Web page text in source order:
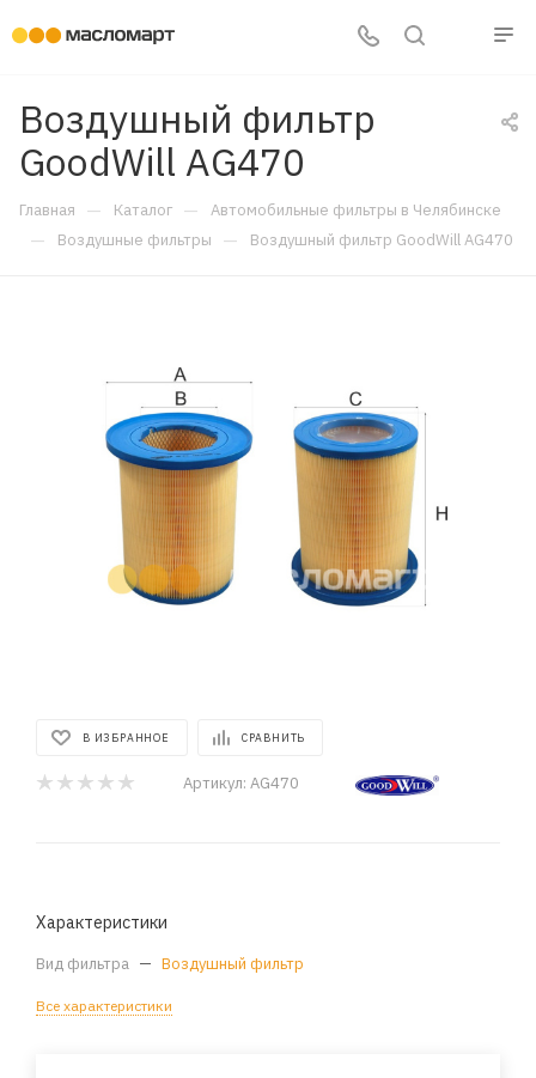
Воздушный фильтр
GoodWill AG470
Главная — Каталог — Автомобильные фильтры в Челябинске
— Воздушные фильтры — Воздушный фильтр GoodWill AG470
В ИЗБРАННОЕ СРАВНИТЬ
Артикул: AG470
Характеристики
Вид фильтра — Воздушный фильтр
Все характеристики